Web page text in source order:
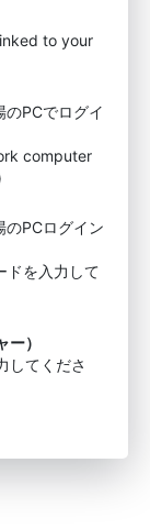
to your
のPCでログイ
computer
のPCログイン
ドを入力して
）
してくださ